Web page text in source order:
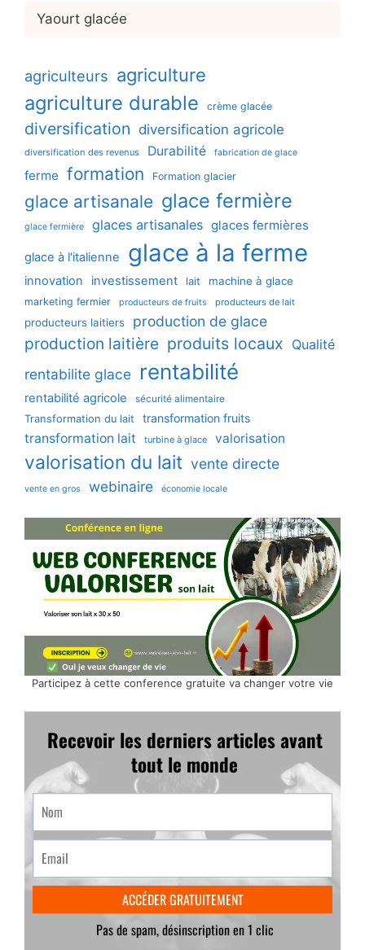
Yaourt glacée
agriculteurs agriculture
agriculture durable crème glacée
diversification diversification agricole
diversification des revenus Durabilité fabrication de glace
ferme formation Formation glacier
glace artisanale glace fermière
glace fermière glaces artisanales glaces fermières
glace à l'italienne glace à la ferme
innovation investissement lait machine à glace
marketing fermier producteurs de fruits producteurs de lait
producteurs laitiers production de glace
production laitière produits locaux Qualité
rentabilite glace rentabilité
rentabilité agricole sécurité alimentaire
Transformation du lait transformation fruits
transformation lait turbine à glace valorisation
valorisation du lait vente directe
vente en gros webinaire économie locale
Participez à cette conference gratuite va changer votre vie